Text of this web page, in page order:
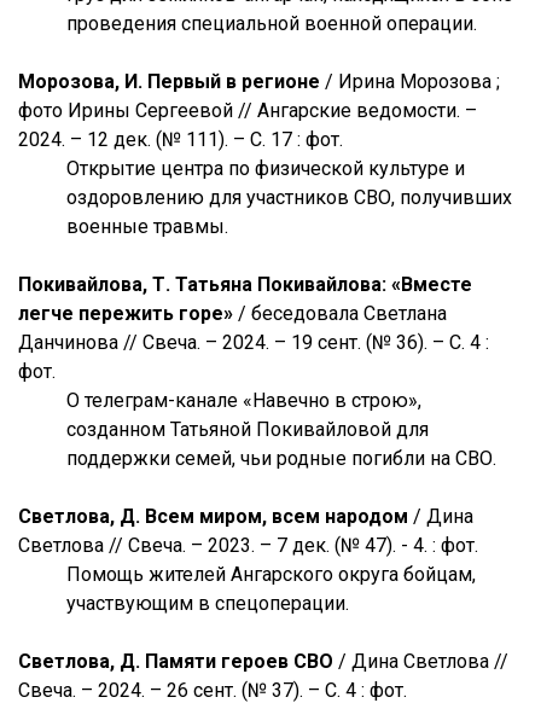
проведения специальной военной операции.
Морозова, И. Первый в регионе / Ирина Морозова ;
фото Ирины Сергеевой // Ангарские ведомости. –
2024. – 12 дек. (№ 111). – С. 17 : фот.
Открытие центра по физической культуре и
оздоровлению для участников СВО, получивших
военные травмы.
Покивайлова, Т. Татьяна Покивайлова: «Вместе
легче пережить горе» / беседовала Светлана
Данчинова // Свеча. – 2024. – 19 сент. (№ 36). – С. 4 :
фот.
О телеграм-канале «Навечно в строю»,
созданном Татьяной Покивайловой для
поддержки семей, чьи родные погибли на СВО.
Светлова, Д. Всем миром, всем народом / Дина
Светлова // Свеча. – 2023. – 7 дек. (№ 47). - 4. : фот.
Помощь жителей Ангарского округа бойцам,
участвующим в спецоперации.
Светлова, Д. Памяти героев СВО / Дина Светлова //
Свеча. – 2024. – 26 сент. (№ 37). – С. 4 : фот.